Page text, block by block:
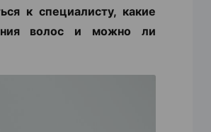
к специалисту, какие
волос и можно ли